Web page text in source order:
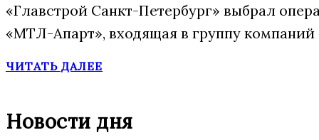
«Главстрой Санкт-Петербург» выбрал
«МТЛ-Апарт», входящая в группу компаний
ЧИТАТЬ ДАЛЕЕ
Новости дня